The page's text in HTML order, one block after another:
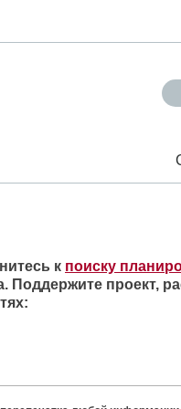
к поиску
Поддержите проект,